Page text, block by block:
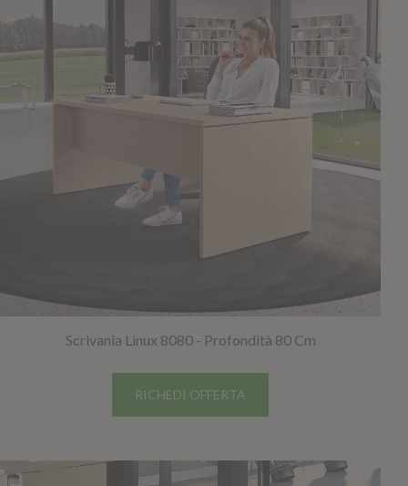
GIANO WOOD –
Scrivania Linux 8080 - Profondità 80 Cm
RICHEDI OFFERTA